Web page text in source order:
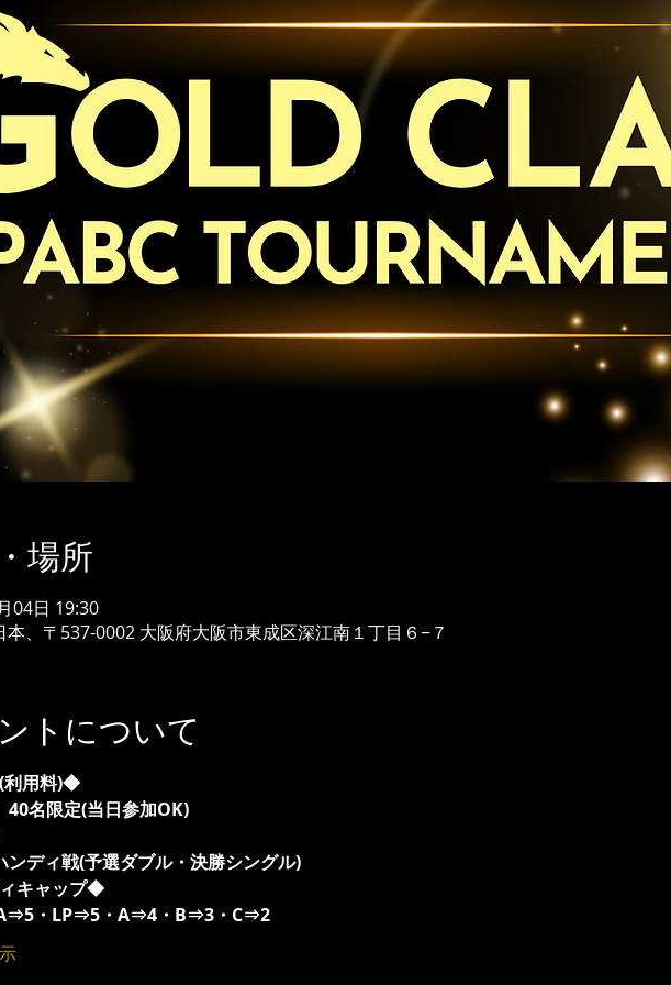
場所
04日 19:30
本、〒537-0002 大阪府大阪市東成区深江南１丁目６−７
トについて
用料)◆
40名限定(当日参加OK)
ンディ戦(予選ダブル・決勝シングル)
キャップ◆
・LP⇒5・A⇒4・B⇒3・C⇒2